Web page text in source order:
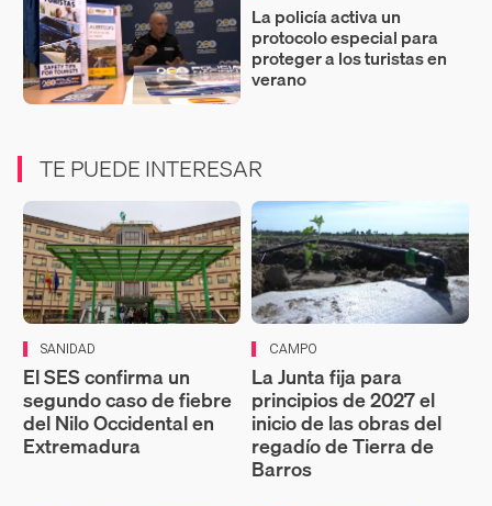
La policía activa un
protocolo especial para
proteger a los turistas en
verano
TE PUEDE INTERESAR
SANIDAD
El SES confirma un
segundo caso de fiebre
del Nilo Occidental en
Extremadura
CAMPO
La Junta fija para
principios de 2027 el
inicio de las obras del
regadío de Tierra de
Barros